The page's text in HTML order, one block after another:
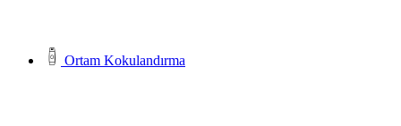
Ortam Kokulandırma